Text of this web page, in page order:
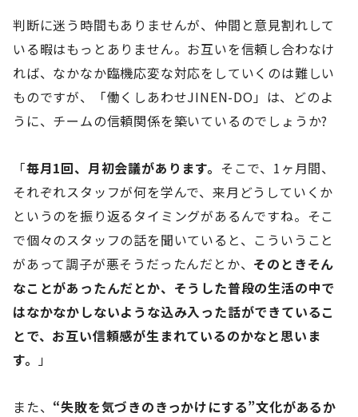
判断に迷う時間もありませんが、仲間と意見割れして
いる暇はもっとありません。お互いを信頼し合わなけ
れば、なかなか臨機応変な対応をしていくのは難しい
ものですが、「働くしあわせJINEN-DO」は、どのよ
うに、チームの信頼関係を築いているのでしょうか?
「毎月1回、月初会議があります。 そこで、1ヶ月間、
それぞれスタッフが何を学んで、来月どうしていくか
というのを振り返るタイミングがあるんですね。そこ
で個々のスタッフの話を聞いていると、こういうこと
があって調子が悪そうだったんだとか、 そのときそん
なことがあったんだとか、そうした普段の生活の中で
はなかなかしないような込み入った話ができているこ
とで、お互い信頼感が生まれているのかなと思いま
す。 」
また、 “失敗を気づきのきっかけにする”文化があるか